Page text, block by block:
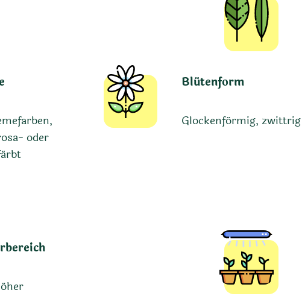
oder
Blütenform
Glockenförmig, zwittrig